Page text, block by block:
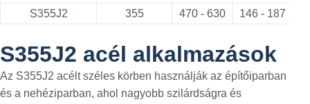
S355J2
355 470 - 630 146 - 187
S355J2 acél alkalmazások
Az S355J2 acélt széles körben használják az építőiparban
és a nehéziparban, ahol nagyobb szilárdságra és